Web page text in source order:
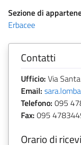
Sezione di
Erbacee
Contatti
Ufficio: Via
Email:
Telefono: 095
Fax: 095
Orario di